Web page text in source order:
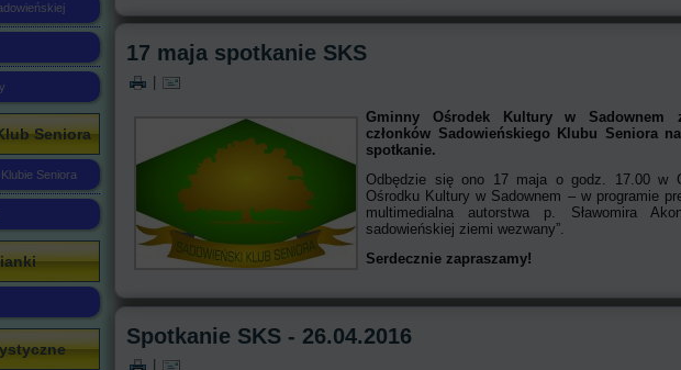
Seniora
Seniora
17 maja spotkanie SKS
Gminny Ośrodek Kultury w Sadownem
członków Sadowieńskiego Klubu Seniora
spotkanie.
Odbędzie się ono 17 maja o godz. 17.00 w
Ośrodku Kultury w Sadownem – w programie
multimedialna autorstwa p. Sławomira
sadowieńskiej ziemi wezwany”.
Serdecznie zapraszamy!
Spotkanie SKS - 26.04.2016